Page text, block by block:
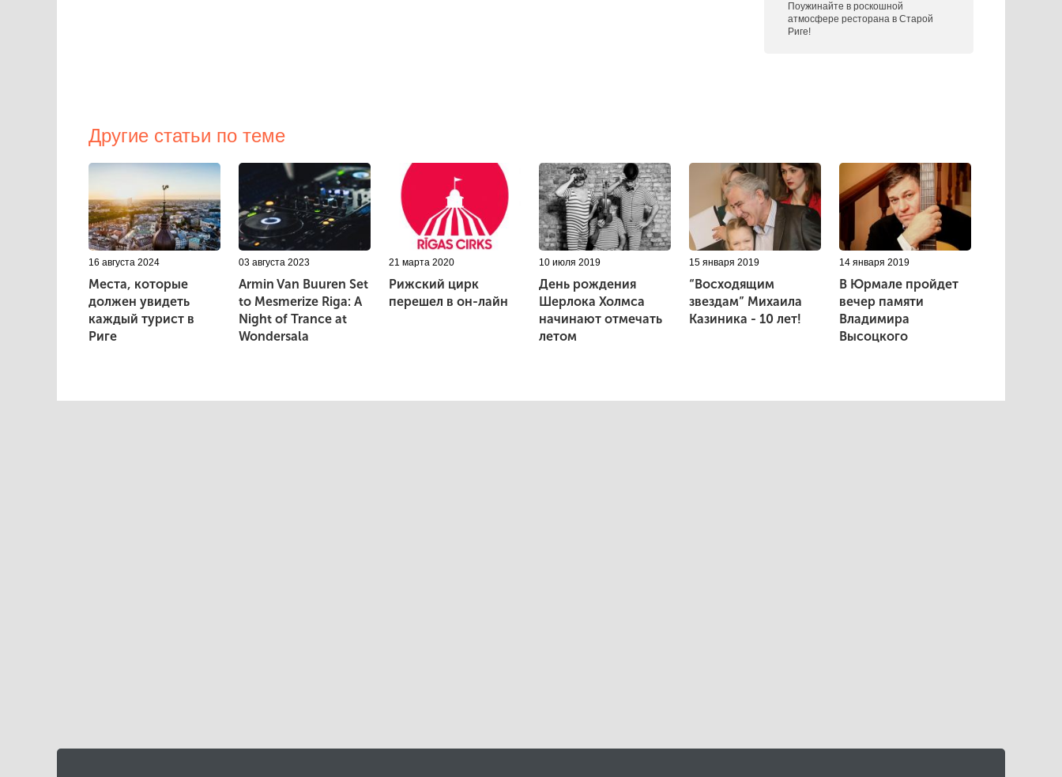
Поужинайте в роскошной
атмосфере ресторана в Старой
Риге!
Другие статьи по теме
16 августа 2024
Места, которые
должен увидеть
каждый турист в
Риге
03 августа 2023
Armin Van Buuren Set
to Mesmerize Riga: A
Night of Trance at
Wondersala
21 марта 2020
Рижский цирк
перешел в он-лайн
10 июля 2019
День рождения
Шерлока Холмса
начинают отмечать
летом
15 января 2019
“Восходящим
звездам” Михаила
Казиника - 10 лет!
14 января 2019
В Юрмале пройдет
вечер памяти
Владимира
Высоцкого